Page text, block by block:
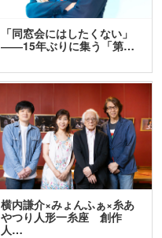
「同窓会にはしたくない」
――15年ぶりに集う「第…
横内謙介×みょんふぁ×糸あ
やつり人形一糸座 創作
人…